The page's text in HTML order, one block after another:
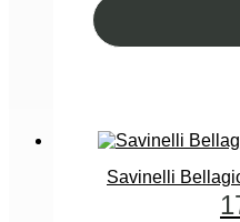
Savinelli